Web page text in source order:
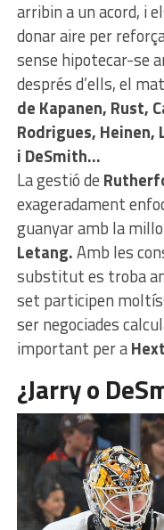
arribin a un acord, i
donar aire per
sense hipotecar-se
després d’ells, el
de Kapanen, Rust,
Rodrigues,
i DeSmith…
La gestió de
exageradament
guanyar amb la
Letang.Amb les
substitut es troba
set participen
ser negociades
important per a
¿Jarry o